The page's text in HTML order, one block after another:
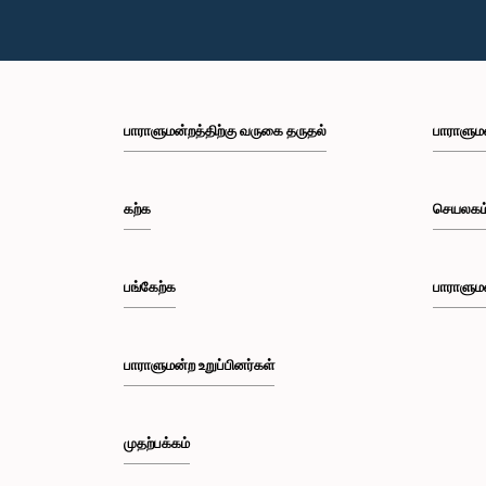
பாராளுமன்றத்திற்கு வருகை தருதல்
கற்க
பங்கேற்க
பாராளுமன்ற உறுப்பினர்கள்
முதற்பக்கம்